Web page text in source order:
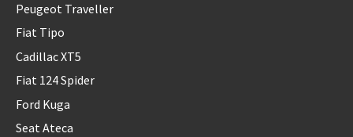
Peugeot Traveller
Fiat Tipo
Cadillac XT5
Fiat 124 Spider
Ford Kuga
Seat Ateca